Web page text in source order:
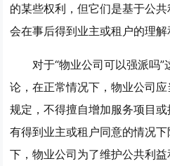
的某些权利，但它们是基于公
会在事后得到业主或租户的理解
对于“物业公司可以强派吗
论，在正常情况下，物业公司
规定，不得擅自增加服务项目
有得到业主或租户同意的情况
下，物业公司为了维护公共利